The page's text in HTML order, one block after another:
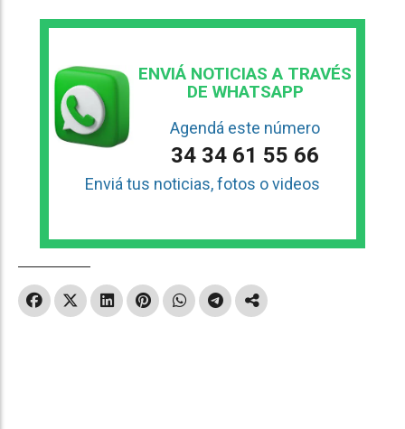
ENVIÁ NOTICIAS A TRAVÉS
DE WHATSAPP
Agendá este número
34 34 61 55 66
Enviá tus noticias, fotos o videos